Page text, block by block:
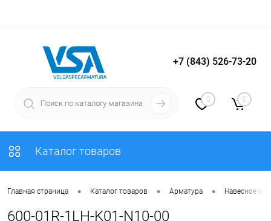
Вход Регистрация
+7 (843) 526-73-20
0 0
Каталог товаров
Главная страница • Каталог товаров • Арматура • Навесное
600-01R-1LH-K01-N10-00